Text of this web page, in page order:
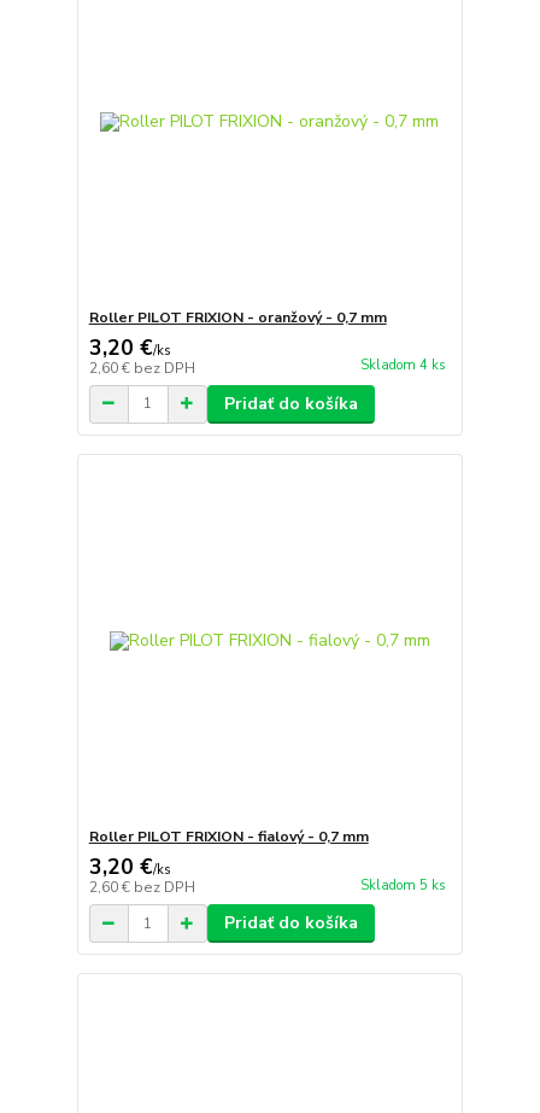
Roller PILOT FRIXION - oranžový - 0,7 mm
3,20 €/ks
2,60 € bez DPH Skladom 4 ks
Pridať do košíka
Roller PILOT FRIXION - fialový - 0,7 mm
3,20 €/ks
2,60 € bez DPH Skladom 5 ks
Pridať do košíka